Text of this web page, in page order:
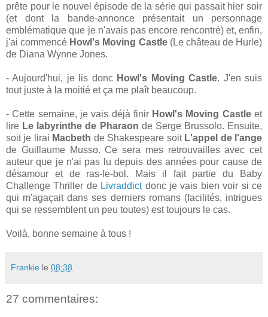
prête pour le nouvel épisode de la série qui passait hier soir
(et dont la bande-annonce présentait un personnage
emblématique que je n'avais pas encore rencontré) et, enfin,
j'ai commencé Howl's Moving Castle(Le château de Hurle)
de Diana Wynne Jones.
- Aujourd'hui, je lis donc Howl's Moving Castle. J'en suis
tout juste à la moitié et ça me plaît beaucoup.
- Cette semaine, je vais déjà finir Howl's Moving Castleet
lire Le labyrinthe de Pharaon de Serge Brussolo. Ensuite,
soit je lirai Macbeth de Shakespeare soit L'appel de l'ange
de Guillaume Musso. Ce sera mes retrouvailles avec cet
auteur que je n'ai pas lu depuis des années pour cause de
désamour et de ras-le-bol. Mais il fait partie du Baby
Challenge Thriller de Livraddictdonc je vais bien voir si ce
qui m'agaçait dans ses derniers romans (facilités, intrigues
qui se ressemblent un peu toutes) est toujours le cas.
Voilà, bonne semaine à tous !
Frankie le 08:38
27 commentaires: